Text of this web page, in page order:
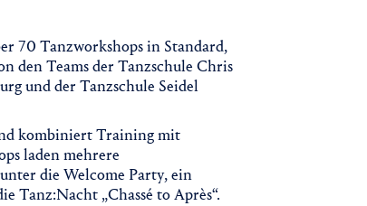
70 Tanzworkshops in Standard,
den Teams der Tanzschule Chris
und der Tanzschule Seidel
kombiniert Training mit
laden mehrere
die Welcome Party, ein
Tanz:Nacht „Chassé to Après“.